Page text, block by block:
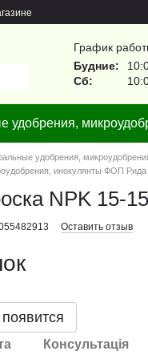
График
Будние:
Сб:
удобрения,
удобрения,
инокулянты ФОП Рида
NPK 15-
Оставить отзыв
Консультація